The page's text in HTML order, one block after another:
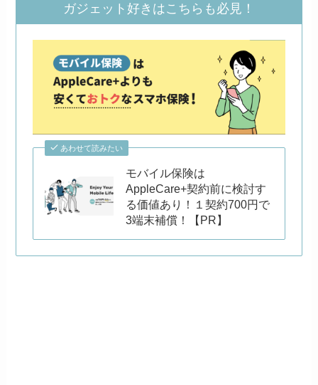
ガジェット好きはこちらも必見！
あわせて読みたい
モバイル保険は
AppleCare+契約前に検討す
る価値あり！１契約700円で
3端末補償！【PR】